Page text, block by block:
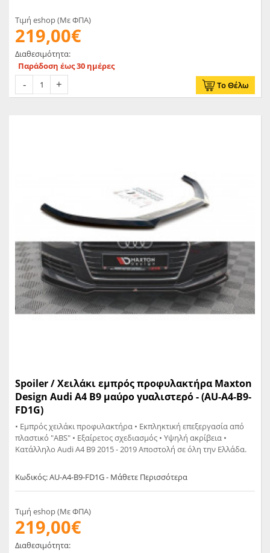
Τιμή eshop (Με ΦΠΑ)
219,00€
Διαθεσιμότητα:
Παράδοση έως 30 ημέρες
Το Θέλω
Spoiler / Χειλάκι εμπρός προφυλακτήρα Maxton
Design Audi A4 B9 μαύρο γυαλιστερό - (AU-A4-B9-
FD1G)
• Εμπρός χειλάκι προφυλακτήρα • Εκπληκτική επεξεργασία από
πλαστικό "ABS" • Εξαίρετος σχεδιασμός • Υψηλή ακρίβεια •
Κατάλληλο Audi A4 B9 2015 - 2019 Aποστολή σε όλη την Ελλάδα.
Κωδικός: AU-A4-B9-FD1G - Μάθετε Περισσότερα
Τιμή eshop (Με ΦΠΑ)
219,00€
Διαθεσιμότητα: